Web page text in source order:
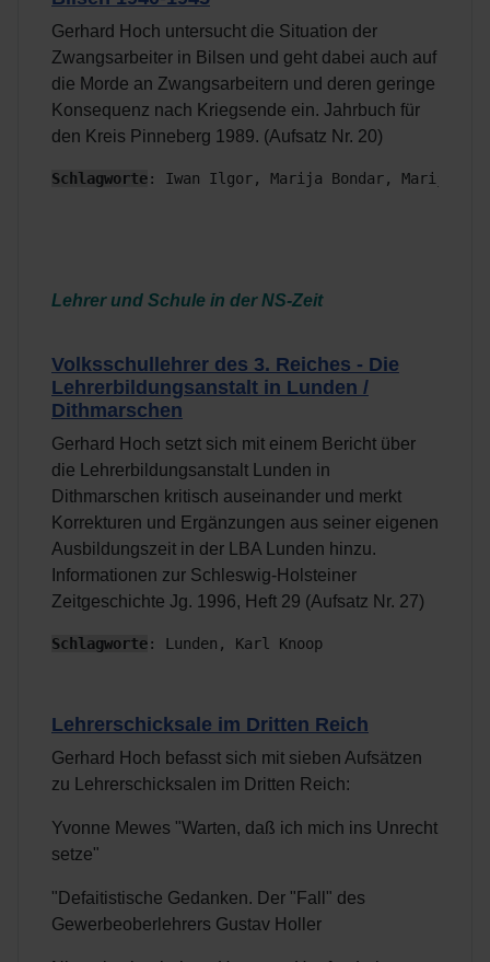
Gerhard Hoch untersucht die Situation der
Zwangsarbeiter in Bilsen und geht dabei auch auf
die Morde an Zwangsarbeitern und deren geringe
Konsequenz nach Kriegsende ein. Jahrbuch für
den Kreis Pinneberg 1989. (Aufsatz Nr. 20)
Schlagworte: Iwan Ilgor, Marija Bondar, Marija
Lehrer und Schule in der NS-Zeit
Volksschullehrer des 3. Reiches - Die
Lehrerbildungsanstalt in Lunden /
Dithmarschen
Gerhard Hoch setzt sich mit einem Bericht über
die Lehrerbildungsanstalt Lunden in
Dithmarschen kritisch auseinander und merkt
Korrekturen und Ergänzungen aus seiner eigenen
Ausbildungszeit in der LBA Lunden hinzu.
Informationen zur Schleswig-Holsteiner
Zeitgeschichte Jg. 1996, Heft 29 (Aufsatz Nr. 27)
Schlagworte: Lunden, Karl Knoop
Lehrerschicksale im Dritten Reich
Gerhard Hoch befasst sich mit sieben Aufsätzen
zu Lehrerschicksalen im Dritten Reich:
Yvonne Mewes "Warten, daß ich mich ins Unrecht
setze"
"Defaitistische Gedanken. Der "Fall" des
Gewerbeoberlehrers Gustav Holler